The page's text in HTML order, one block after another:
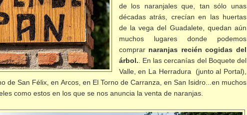
de los naranjales que, tan sólo unas
décadas atrás, crecían en las huertas
de la vega del Guadalete, quedan aún
muchos lugares donde podemos
comprar naranjas recién cogidas del
árbol.. En las cercanías del Boquete del
Valle, en La Herradura (junto al Portal),
de San Félix, en Arcos, en El Torno de Carranza, en San Isidro...en muchos
como estos en los que se nos anuncia la venta de naranjas.